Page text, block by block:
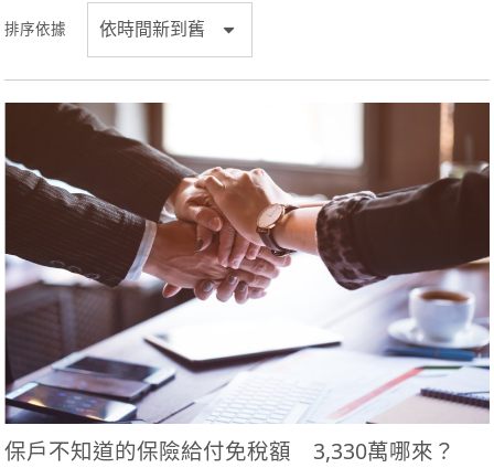
排序依據
保戶不知道的保險給付免稅額 3,330萬哪來？